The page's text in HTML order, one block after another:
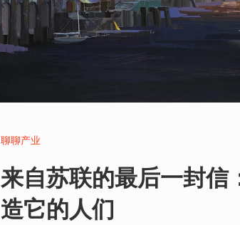
聊聊产业
来自苏联的最后一封信
造它的人们